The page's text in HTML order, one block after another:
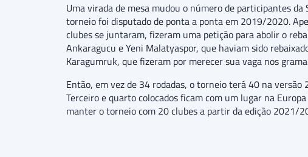
Uma virada de mesa mudou o número de participantes
torneio foi disputado de ponta a ponta em 2019/2020.
clubes se juntaram, fizeram uma petição para abolir o
Ankaragucu e Yeni Malatyaspor, que haviam sido
Karagumruk, que fizeram por merecer sua vaga nos
Então, em vez de 34 rodadas, o torneio terá 40 na
Terceiro e quarto colocados ficam com um lugar na
manter o torneio com 20 clubes a partir da edição 2021/